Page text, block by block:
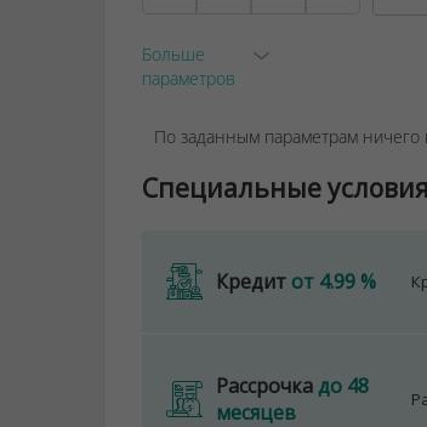
Больше
параметров
По заданным параметрам
Специальные
Кредит от 4.99 %
Рассрочкадо 48
месяцев